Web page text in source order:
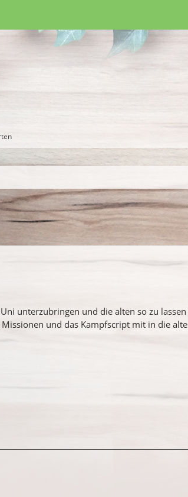
unterzubringen und die alten so zu
und das Kampfscript mit in die